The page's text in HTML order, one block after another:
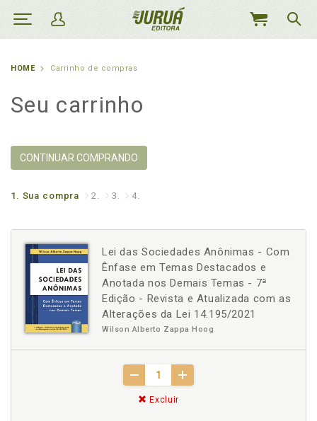
MEU
HOME Carrinho de compras
Seu carrinho
CONTINUAR COMPRANDO
1. Sua compra 2. 3. 4.
Lei das Sociedades Anônimas - Com
Ênfase em Temas Destacados e
Anotada nos Demais Temas - 7ª
Edição - Revista e Atualizada com as
Alterações da Lei 14.195/2021
Wilson Alberto Zappa Hoog
Excluir